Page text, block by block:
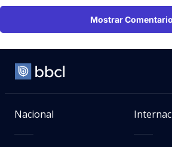
Mostrar
Nacional